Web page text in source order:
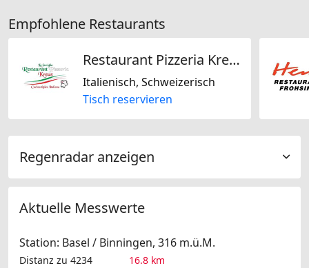
Empfohlene Restaurants
Restaurant Pizzeria Kreuz
Italienisch, Schweizerisch
Tisch reservieren
Regenradar anzeigen
Aktuelle Messwerte
Station: Basel / Binningen, 316 m.ü.M.
Distanz zu 4234
16.8 km